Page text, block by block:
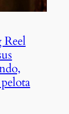
Reel